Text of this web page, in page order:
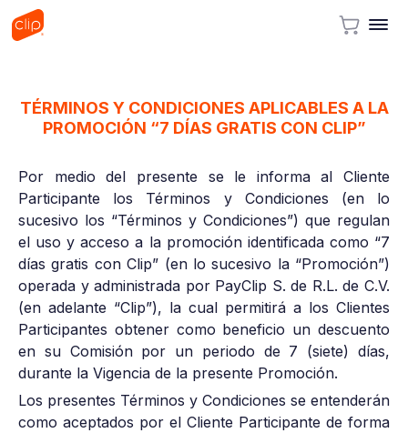
TÉRMINOS Y CONDICIONES APLICABLES A LA
PROMOCIÓN “7 DÍAS GRATIS CON CLIP”
Por medio del presente se le informa al Cliente
Participante los Términos y Condiciones (en lo
sucesivo los “Términos y Condiciones”) que regulan
el uso y acceso a la promoción identificada como “7
días gratis con Clip” (en lo sucesivo la “Promoción”)
operada y administrada por PayClip S. de R.L. de C.V.
(en adelante “Clip”), la cual permitirá a los Clientes
Participantes obtener como beneficio un descuento
en su Comisión por un periodo de 7 (siete) días,
durante la Vigencia de la presente Promoción.
Los presentes Términos y Condiciones se entenderán
como aceptados por el Cliente Participante de forma